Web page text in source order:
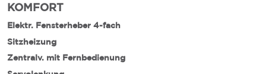
KOMFORT
Elektr. Fensterheber 4-fach
Sitzheizung
Zentralv. mit Fernbedienung